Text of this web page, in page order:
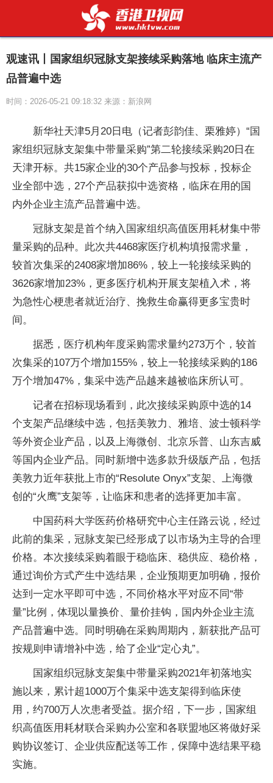
观速讯丨国家组织冠脉支架接续采购落地 临床主流产
品普遍中选
时间：2026-05-21 09:18:32 来源：新浪网
新华社天津5月20日电（记者彭韵佳、栗雅婷）“国
家组织冠脉支架集中带量采购”第二轮接续采购20日在
天津开标。共15家企业的30个产品参与投标，投标企
业全部中选，27个产品获拟中选资格，临床在用的国
内外企业主流产品普遍中选。
冠脉支架是首个纳入国家组织高值医用耗材集中带
量采购的品种。此次共4468家医疗机构填报需求量，
较首次集采的2408家增加86%，较上一轮接续采购的
3626家增加23%，更多医疗机构开展支架植入术，将
为急性心梗患者就近治疗、挽救生命赢得更多宝贵时
间。
据悉，医疗机构年度采购需求量约273万个，较首
次集采的107万个增加155%，较上一轮接续采购的186
万个增加47%，集采中选产品越来越被临床所认可。
记者在招标现场看到，此次接续采购原中选的14
个支架产品继续中选，包括美敦力、雅培、波士顿科学
等外资企业产品，以及上海微创、北京乐普、山东吉威
等国内企业产品。同时新增中选多款升级版产品，包括
美敦力近年获批上市的“Resolute Onyx”支架、上海微
创的“火鹰”支架等，让临床和患者的选择更加丰富。
中国药科大学医药价格研究中心主任路云说，经过
此前的集采，冠脉支架已经形成了以市场为主导的合理
价格。本次接续采购着眼于稳临床、稳供应、稳价格，
通过询价方式产生中选结果，企业预期更加明确，报价
达到一定水平即可中选，不同价格水平对应不同“带
量”比例，体现以量换价、量价挂钩，国内外企业主流
产品普遍中选。同时明确在采购周期内，新获批产品可
按规则申请增补中选，给了企业“定心丸”。
国家组织冠脉支架集中带量采购2021年初落地实
施以来，累计超1000万个集采中选支架得到临床使
用，约700万人次患者受益。据介绍，下一步，国家组
织高值医用耗材联合采购办公室和各联盟地区将做好采
购协议签订、企业供应配送等工作，保障中选结果平稳
实施。